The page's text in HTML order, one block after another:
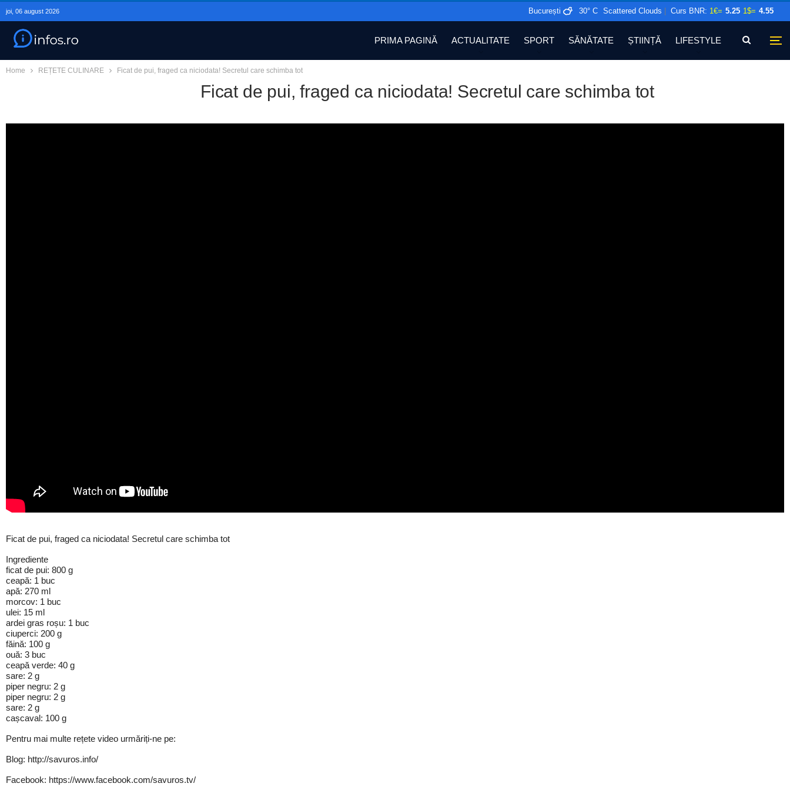
joi, 06 august 2026 București 30° C Scattered Clouds |Curs BNR: 1€= 5.25 1$= 4.55
PRIMA PAGINĂ ACTUALITATE SPORT SĂNĂTATE ȘTIINȚĂ LIFESTYLE
Home REȚETE CULINARE Ficat de pui, fraged ca niciodata! Secretul care schimba tot
Ficat de pui, fraged ca niciodata! Secretul care schimba tot
Ficat de pui, fraged ca niciodata! Secretul care schimba tot
Ingrediente
ficat de pui: 800 g
ceapă: 1 buc
apă: 270 ml
morcov: 1 buc
ulei: 15 ml
ardei gras roșu: 1 buc
ciuperci: 200 g
făină: 100 g
ouă: 3 buc
ceapă verde: 40 g
sare: 2 g
piper negru: 2 g
piper negru: 2 g
sare: 2 g
cașcaval: 100 g
Pentru mai multe rețete video urmăriți-ne pe:
Blog: http://savuros.info/
Facebook: https://www.facebook.com/savuros.tv/